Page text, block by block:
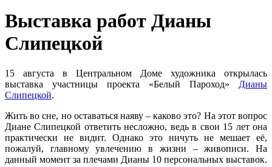
Выставка работ Дианы
Слипецкой
15 августа в Центральном Доме художника открылась
выставка участницы проекта «Белый Пароход» Дианы
Слипецкой.
Жить во сне, но оставаться наяву – каково это? На этот вопрос
Диане Слипецкой ответить несложно, ведь в свои 15 лет она
практически не видит. Однако это ничуть не мешает её,
пожалуй, главному увлечению в жизни – живописи. На
данный момент за плечами Дианы 10 персональных выставок.